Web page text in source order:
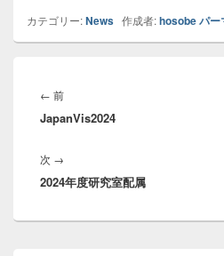
カテゴリー:News 作成者:hosobeパー
稿
ナ
ゲ
ー
シ
← 前前
の
JapanVis2024
次 →
の
稿:
2024年度研究室配属